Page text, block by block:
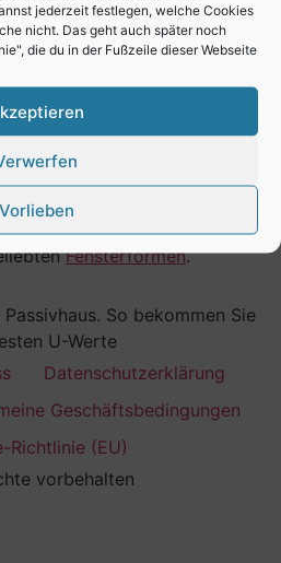
jederzeit festlegen, welche Cookies
nicht. Das geht auch später noch
die du in der Fußzeile dieser Webseite
Vorlieben
justieren.
einbeziehen.
Fensterformen.
So bekommen Sie
U-Werte
Datenschutzerklärung
Geschäftsbedingungen
Richtlinie (EU)
vorbehalten